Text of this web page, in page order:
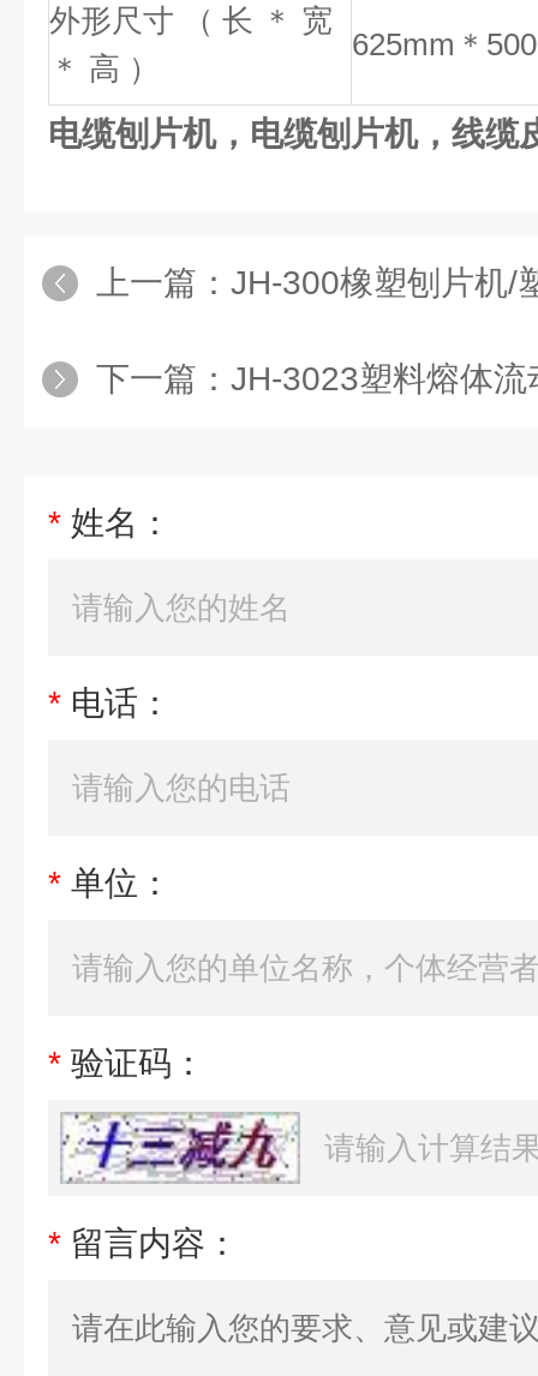
外形尺寸 （ 长 ＊ 宽
＊ 高 ）
625mm＊
电缆刨片机，电缆刨片机，线缆
上一篇： JH-300橡塑刨片机/塑胶
下一篇： JH-3023塑料熔体流动速率
* 姓名：
* 电话：
* 单位：
* 验证码：
* 留言内容：